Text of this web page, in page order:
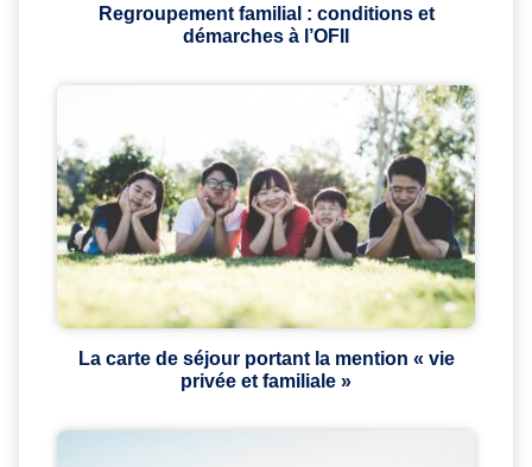
Regroupement familial : conditions et
démarches à l’OFII
La carte de séjour portant la mention « vie
privée et familiale »